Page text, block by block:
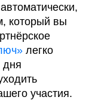
который вы
легко
дня
участия.